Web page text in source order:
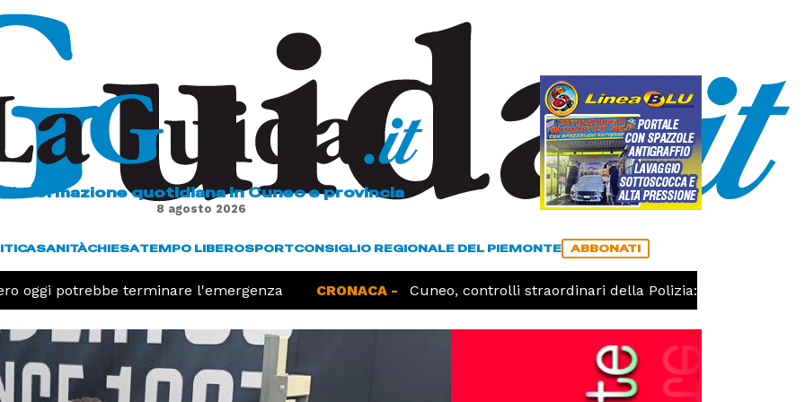
L'informazione quotidiana in Cuneo e provincia
8 agosto 2026
SANITÀCHIESATEMPO LIBEROSPORTCONSIGLIO REGIONALE DEL PIEMONTE ABBONATI
oggi potrebbe terminare l'emergenza CRONACA - Cuneo, controlli straordinari della Polizia: 187 persone